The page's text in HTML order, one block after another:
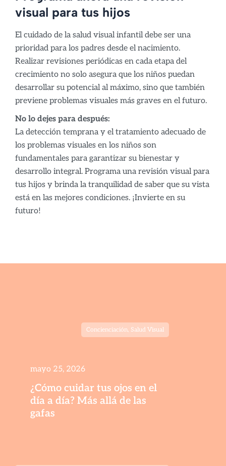
visual para tus hijos
El cuidado de la salud visual infantil debe ser una
prioridad para los padres desde el nacimiento.
Realizar revisiones periódicas en cada etapa del
crecimiento no solo asegura que los niños puedan
desarrollar su potencial al máximo, sino que también
previene problemas visuales más graves en el futuro.
No lo dejes para después:
La detección temprana y el tratamiento adecuado de
los problemas visuales en los niños son
fundamentales para garantizar su bienestar y
desarrollo integral. Programa una revisión visual para
tus hijos y brinda la tranquilidad de saber que su vista
está en las mejores condiciones. ¡Invierte en su
futuro!
mayo 25, 2026
Concienciación, Salud Visual
¿Cómo cuidar tus ojos en el
día a día? Más allá de las
gafas